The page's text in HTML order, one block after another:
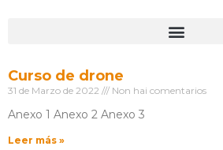
Curso de drone
31 de Marzo de 2022 Non hai comentarios
Anexo 1 Anexo 2 Anexo 3
Leer más »